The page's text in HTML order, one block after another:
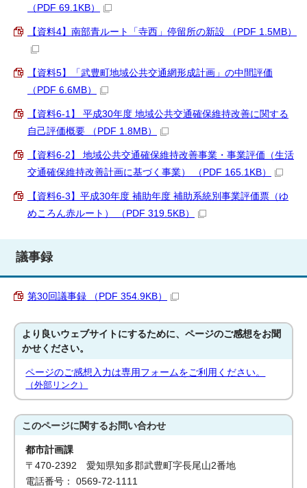
（PDF 69.1KB）
【資料4】南部青ルート「寺西」停留所の新設 （PDF 1.5MB）
【資料5】「武豊町地域公共交通網形成計画」の中間評価
（PDF 6.6MB）
【資料6-1】 平成30年度 地域公共交通確保維持改善に関する
自己評価概要 （PDF 1.8MB）
【資料6-2】 地域公共交通確保維持改善事業・事業評価（生活
交通確保維持改善計画に基づく事業） （PDF 165.1KB）
【資料6-3】平成30年度 補助年度 補助系統別事業評価票（ゆ
めころん赤ルート） （PDF 319.5KB）
議事録
第30回議事録 （PDF 354.9KB）
より良いウェブサイトにするために、ページのご感想をお聞
かせください。
ページのご感想入力は専用フォームをご利用ください。
（外部リンク）
このページに関するお問い合わせ
都市計画課
〒470-2392 愛知県知多郡武豊町字長尾山2番地
電話番号： 0569-72-1111